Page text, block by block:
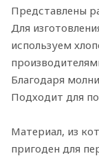
Представлены
Для
используем
Благодаря
Подходит для
Материал, из
пригоден для